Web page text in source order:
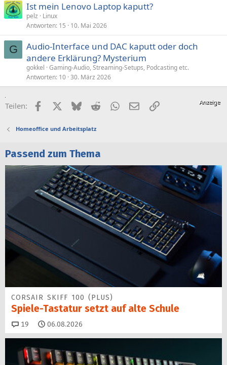
Ist mein Lenovo Laptop kaputt?
pelz
Linux
Antworten 15 10. Mai 2026
G
Audio-Interface und DAC kaputt oder doch
andere Erklärung? Mysterium
gokkel Gaming-Audio, Streaming-Setups, Podcasting etc.
Antworten 10 30. März 2026
Teilen: FacebookX (Twitter)
BlueskyRedditWhatsApp
E-MailLink
Homeoffice und Arbeitsplatz
Passend zum Thema
CORSAIR SKIFF 100 (PLUS)
Spiele-Tastatur setzt auf alte Schule
19 Kommentare
06.08.2026